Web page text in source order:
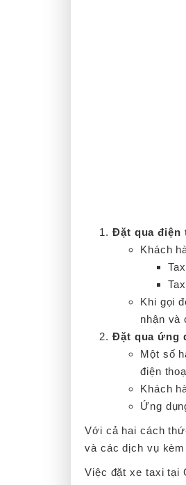
Đặt qua điện
Khách
Khi gọi
nhận và
Đặt qua ứng
Một số
điện
Khách
Ứng
Với cả hai cách
và các dịch vụ
Việc đặt xe taxi tại